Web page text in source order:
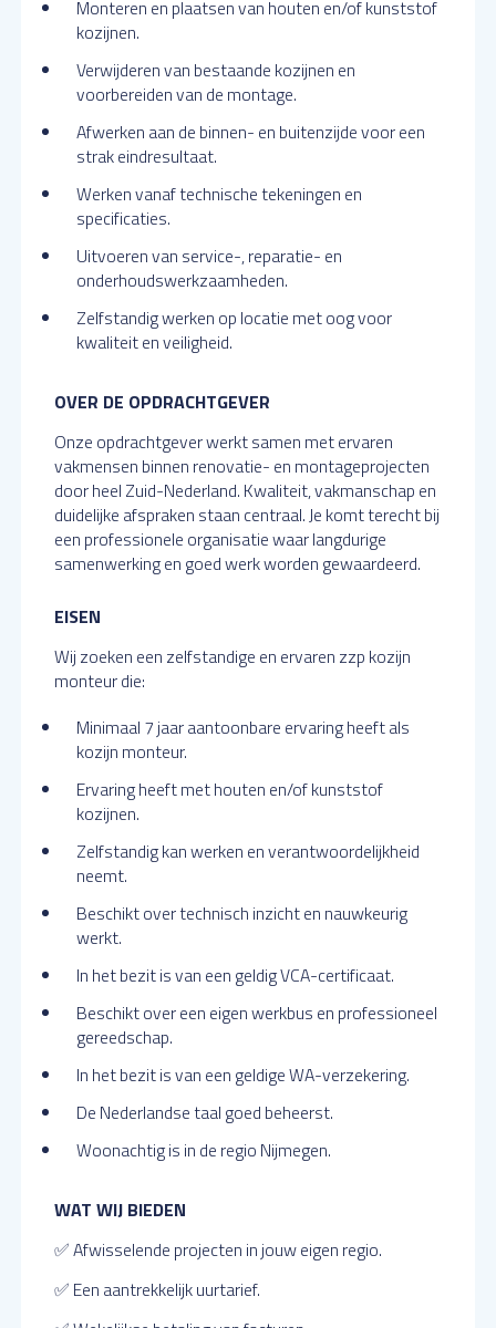
Monteren en plaatsen van houten en/of kunststof
kozijnen.
Verwijderen van bestaande kozijnen en
voorbereiden van de montage.
Afwerken aan de binnen- en buitenzijde voor een
strak eindresultaat.
Werken vanaf technische tekeningen en
specificaties.
Uitvoeren van service-, reparatie- en
onderhoudswerkzaamheden.
Zelfstandig werken op locatie met oog voor
kwaliteit en veiligheid.
OVER DE OPDRACHTGEVER
Onze opdrachtgever werkt samen met ervaren
vakmensen binnen renovatie- en montageprojecten
door heel Zuid-Nederland. Kwaliteit, vakmanschap en
duidelijke afspraken staan centraal. Je komt terecht bij
een professionele organisatie waar langdurige
samenwerking en goed werk worden gewaardeerd.
EISEN
Wij zoeken een zelfstandige en ervaren zzp kozijn
monteur die:
Minimaal 7 jaar aantoonbare ervaring heeft als
kozijn monteur.
Ervaring heeft met houten en/of kunststof
kozijnen.
Zelfstandig kan werken en verantwoordelijkheid
neemt.
Beschikt over technisch inzicht en nauwkeurig
werkt.
In het bezit is van een geldig VCA-certificaat.
Beschikt over een eigen werkbus en professioneel
gereedschap.
In het bezit is van een geldige WA-verzekering.
De Nederlandse taal goed beheerst.
Woonachtig is in de regio Nijmegen.
WAT WIJ BIEDEN
✅ Afwisselende projecten in jouw eigen regio.
✅ Een aantrekkelijk uurtarief.